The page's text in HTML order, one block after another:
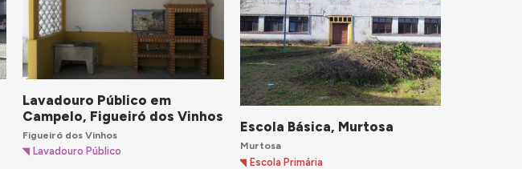
Lavadouro Público em
Campelo, Figueiró dos Vinhos
Figueiró dos Vinhos
Lavadouro Público
Escola Básica, Murtosa
Murtosa
Escola Primária